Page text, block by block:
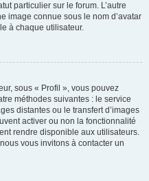
particulier sur le forum. L’autre
image connue sous le nom d’avatar
à chaque utilisateur.
sous « Profil », vous pouvez
méthodes suivantes : le service
distantes ou le transfert d’images
activer ou non la fonctionnalité
rendre disponible aux utilisateurs.
vous invitons à contacter un